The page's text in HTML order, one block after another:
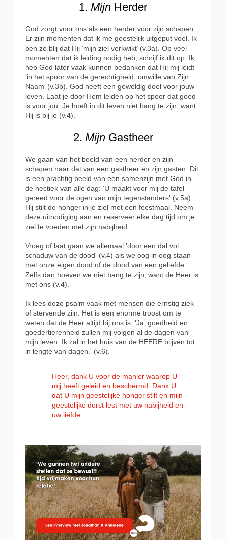
1. Mijn Herder
God zorgt voor ons als een herder voor zijn schapen.
Er zijn momenten dat ik me geestelijk uitgeput voel. Ik
ben zo blij dat Hij ‘mijn ziel verkwikt’ (v.3a). Op veel
momenten dat ik leiding nodig heb, schrijf ik dit op. Ik
heb God later vaak kunnen bedanken dat Hij mij leidt
‘in het spoor van de gerechtigheid, omwille van Zijn
Naam’ (v.3b). God heeft een geweldig doel voor jouw
leven. Laat je door Hem leiden op het spoor dat goed
is voor jou. Je hoeft in dit leven niet bang te zijn, want
Hij is bij je (v.4).
2. MijnGastheer
We gaan van het beeld van een herder en zijn
schapen naar dat van een gastheer en zijn gasten. Dit
is een prachtig beeld van een samenzijn met God in
de hectiek van alle dag: 'U maakt voor mij de tafel
gereed voor de ogen van mijn tegenstanders' (v.5a).
Hij stilt de honger in je ziel met een feestmaal. Neem
deze uitnodiging aan en reserveer elke dag tijd om je
ziel te voeden met zijn nabijheid.
Vroeg of laat gaan we allemaal 'door een dal vol
schaduw van de dood' (v.4) als we oog in oog staan
met onze eigen dood of de dood van een geliefde.
Zelfs dan hoeven we niet bang te zijn, want de Heer is
met ons (v.4).
Ik lees deze psalm vaak met mensen die ernstig ziek
of stervende zijn. Het is een enorme troost om te
weten dat de Heer altijd bij ons is: 'Ja, goedheid en
goedertierenheid zullen mij volgen al de dagen van
mijn leven. Ik zal in het huis van de HEERE blijven tot
in lengte van dagen.' (v.6).
Heer, dank U voor de manier waarop U
mij heeft geleid en beschermd. Dank U
dat U mijn geestelijke honger stilt en mijn
geestelijke dorst lest met uw nabijheid en
uw liefde.